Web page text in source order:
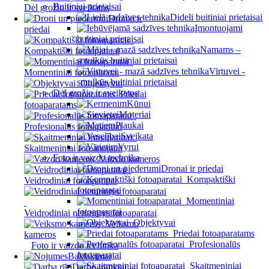
Dėl grožio ir sveikatos
Dronai ir
priedai
Kompaktiški fotoaparatai
Momentiniai fotoaparatai
Objektyvai
Priedai
fotoaparatams
Profesionalūs fotoaparatai
Skaitmeniniai fotoaparatai
Vaizdo kameros
Veidrodiniai fotoaparatai
Veidrodiniai neturintys fotoaparatai
Veiksmo
kameros
Foto ir vaizdo technika
Baldakimai
Darbo įrankiai
Buitiniai prietaisai
Dideli buitiniai prietaisai
Įmontuojami
buitiniai prietaisai
Namams –
smulkūs buitiniai prietaisai
Virtuvei -
smulkūs buitiniai prietaisai
Dėl grožio ir sveikatos
Kūnui
Moteriai
Plaukai
Sveikata
Vyrui
Foto ir vaizdo technika
Dronai ir priedai
Kompaktiški
fotoaparatai
Momentiniai
fotoaparatai
Objektyvai
Priedai fotoaparatams
Profesionalūs
fotoaparatai
Skaitmeniniai